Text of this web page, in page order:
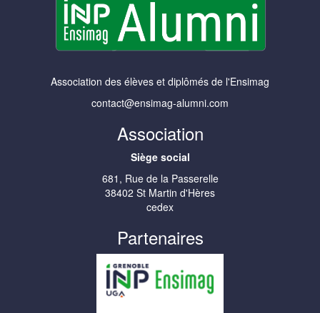
Association des élèves et diplômés de l'Ensimag
contact@ensimag-alumni.com
Association
Siège social
681, Rue de la Passerelle
38402 St Martin d'Hères
cedex
Partenaires